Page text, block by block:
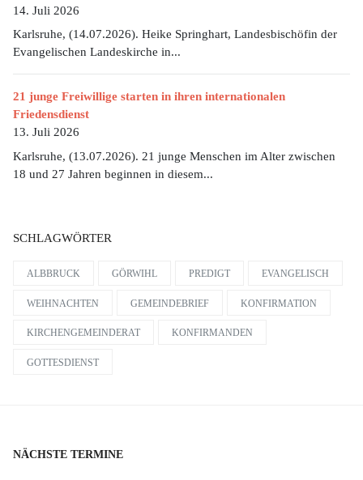
14. Juli 2026
Karlsruhe, (14.07.2026). Heike Springhart, Landesbischöfin der
Evangelischen Landeskirche in...
21 junge Freiwillige starten in ihren internationalen
Friedensdienst
13. Juli 2026
Karlsruhe, (13.07.2026). 21 junge Menschen im Alter zwischen
18 und 27 Jahren beginnen in diesem...
SCHLAGWÖRTER
ALBBRUCK GÖRWIHL PREDIGT EVANGELISCH
WEIHNACHTEN GEMEINDEBRIEF KONFIRMATION
KIRCHENGEMEINDERAT KONFIRMANDEN
GOTTESDIENST
NÄCHSTE TERMINE